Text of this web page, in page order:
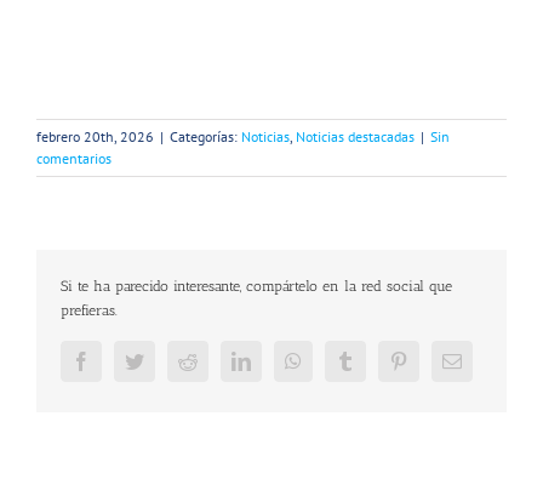
febrero 20th, 2026 | Categorías: Noticias Noticias destacadas | Sin
comentarios
Si te ha parecido interesante, compártelo en la red social que
prefieras.
FacebookTwitterRedditLinkedInWhatsAppTumblr PinterestCorreo